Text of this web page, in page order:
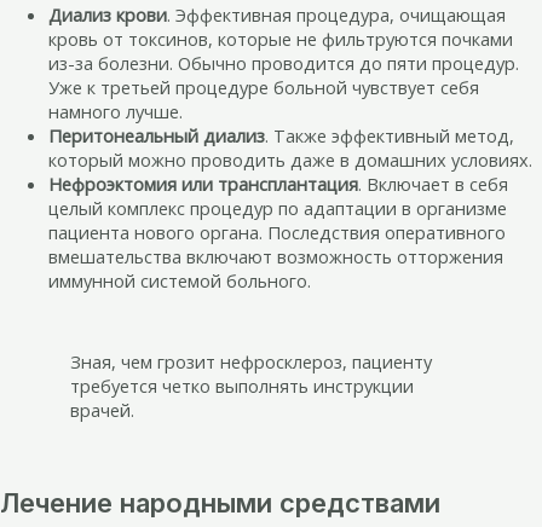
Диализ крови. Эффективная процедура, очищающая
кровь от токсинов, которые не фильтруются почками
из-за болезни. Обычно проводится до пяти процедур.
Уже к третьей процедуре больной чувствует себя
намного лучше.
Перитонеальный диализ. Также эффективный метод,
который можно проводить даже в домашних условиях.
Нефроэктомия или трансплантация. Включает в себя
целый комплекс процедур по адаптации в организме
пациента нового органа. Последствия оперативного
вмешательства включают возможность отторжения
иммунной системой больного.
Зная, чем грозит нефросклероз, пациенту
требуется четко выполнять инструкции
врачей.
Лечение народными средствами